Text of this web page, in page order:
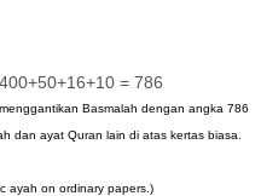
= 786
Basmalah dengan angka 786
dan ayat Quran lain di atas kertas biasa.
ayah on ordinary papers.)